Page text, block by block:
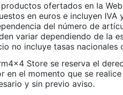
ofertados en la
en euros e incluyen
del número de
variar dependiendo de la
no incluye tasas
Store se reserva el
en el momento que se
y sin previo aviso.